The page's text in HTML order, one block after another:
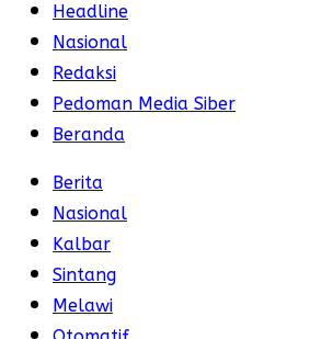
Headline
Nasional
Redaksi
Pedoman Media Siber
Beranda
Berita
Nasional
Kalbar
Sintang
Melawi